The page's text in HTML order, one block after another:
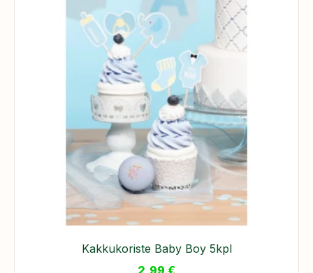
Kakkukoriste Baby Boy 5kpl
2,99 €